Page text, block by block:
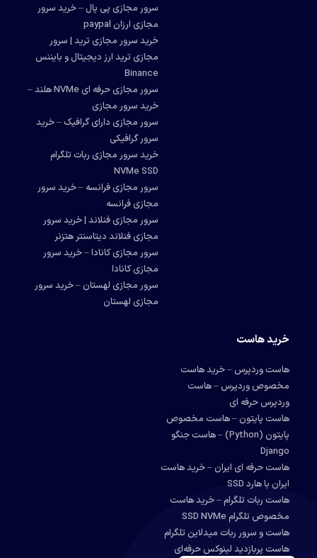
سرور مجازی پی پال – خرید سرور
مجازی ارزان paypal
خرید سرور مجازی ترید | سرور
مجازی ترید ارز دیجیتال و بایننس
Binance
سرور مجازی حرفه ای NVMe هلند –
خرید سرور مجازی
سرور مجازی دارای گرافیک – خرید
سرور گرافیکی
خرید سرور مجازی ربات تلگرام
NVMe SSD
سرور مجازی فرانسه – خرید سرور
مجازی فرانسه
سرور مجازی فنلاند | خرید سرور
مجازی فنلاند دیتاسنتر هتزنر
سرور مجازی کانادا – خرید سرور
مجازی کانادا
سرور مجازی لهستان – خرید سرور
مجازی لهستان
خرید هاست
هاست وردپرس – خرید هاست
مخصوص وردپرس – هاست
وردپرس حرفه ای
هاست پایتون – هاست مخصوص
پایتون (Python) – هاست جنگو
Django
هاست حرفه ای ایران – خرید هاست
ایران با هارد SSD
هاست ربات تلگرام – خرید هاست
مخصوص تلگرام SSD NVMe
هاست و سرور ربات میدلاین تلگرام
هاست پربازدید لینوکس حرفه‌ای